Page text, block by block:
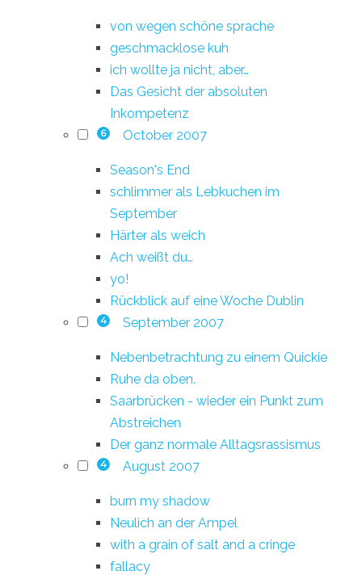
von wegen schöne sprache
geschmacklose kuh
ich wollte ja nicht, aber…
Das Gesicht der absoluten
Inkompetenz
6 October 2007
Season's End
schlimmer als Lebkuchen im
September
Härter als weich
Ach weißt du…
yo!
Rückblick auf eine Woche Dublin
4 September 2007
Nebenbetrachtung zu einem Quickie
Ruhe da oben.
Saarbrücken - wieder ein Punkt zum
Abstreichen
Der ganz normale Alltagsrassismus
4 August 2007
burn my shadow
Neulich an der Ampel
with a grain of salt and a cringe
fallacy